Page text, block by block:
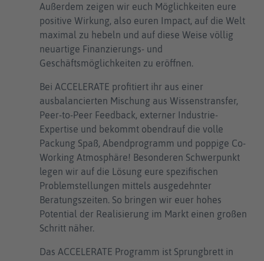
Außerdem zeigen wir euch Möglichkeiten eure
positive Wirkung, also euren Impact, auf die Welt
maximal zu hebeln und auf diese Weise völlig
neuartige Finanzierungs- und
Geschäftsmöglichkeiten zu eröffnen.
Bei ACCELERATE profitiert ihr aus einer
ausbalancierten Mischung aus Wissenstransfer,
Peer-to-Peer Feedback, externer Industrie-
Expertise und bekommt obendrauf die volle
Packung Spaß, Abendprogramm und poppige Co-
Working Atmosphäre! Besonderen Schwerpunkt
legen wir auf die Lösung eure spezifischen
Problemstellungen mittels ausgedehnter
Beratungszeiten. So bringen wir euer hohes
Potential der Realisierung im Markt einen großen
Schritt näher.
Das ACCELERATE Programm ist Sprungbrett in